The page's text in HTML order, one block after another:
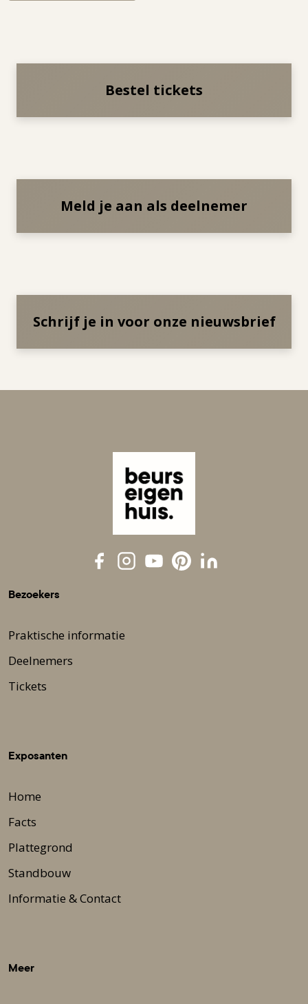
Bestel tickets
Meld je aan als deelnemer
Schrijf je in voor onze nieuwsbrief
Bezoekers
Praktische informatie
Deelnemers
Tickets
Exposanten
Home
Facts
Plattegrond
Standbouw
Informatie & Contact
Meer